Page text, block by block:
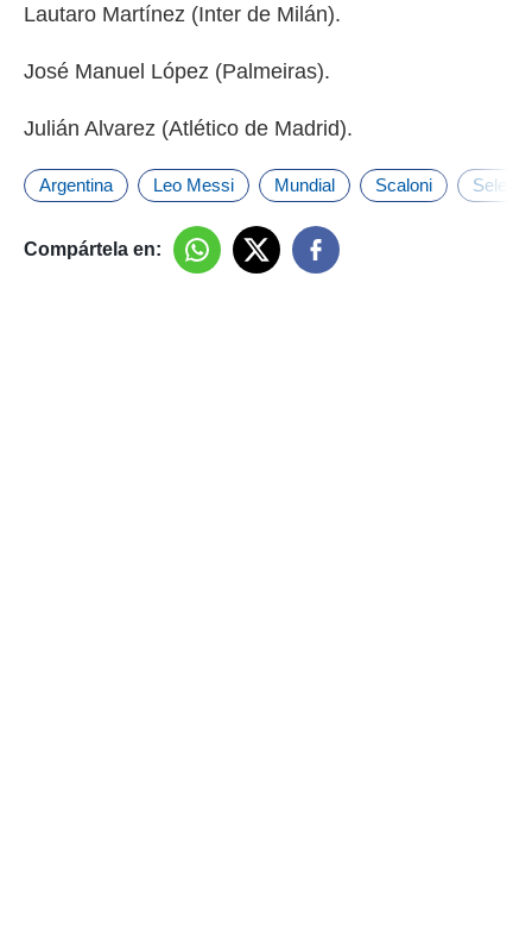
Lautaro Martínez (Inter de Milán).
José Manuel López (Palmeiras).
Julián Alvarez (Atlético de Madrid).
Argentina Leo Messi Mundial Scaloni
Compártela en: